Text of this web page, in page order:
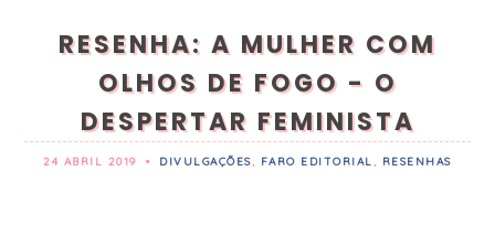
RESENHA: A MULHER COM
OLHOS DE FOGO - O
DESPERTAR FEMINISTA
24 ABRIL 2019 • DIVULGAÇÕES, FARO EDITORIAL, RESENHAS